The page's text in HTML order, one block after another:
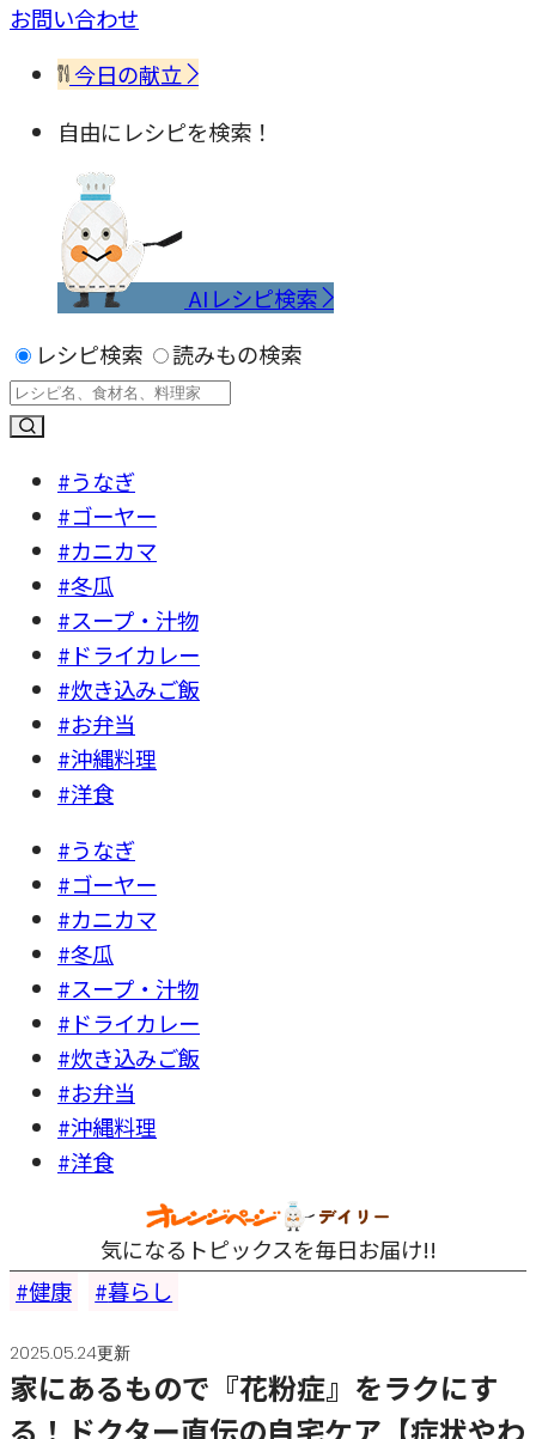
お問い合わせ
今日の献立
自由にレシピを検索！
AIレシピ検索
レシピ検索
読みもの検索
#うなぎ
#ゴーヤー
#カニカマ
#冬瓜
#スープ・汁物
#ドライカレー
#炊き込みご飯
#お弁当
#沖縄料理
#洋食
#うなぎ
#ゴーヤー
#カニカマ
#冬瓜
#スープ・汁物
#ドライカレー
#炊き込みご飯
#お弁当
#沖縄料理
#洋食
気になるトピックスを毎日お届け!!
健康
暮らし
2025.05.24更新
家にあるもので『花粉症』をラクにす
る！ドクター直伝の自宅ケア【症状やわ